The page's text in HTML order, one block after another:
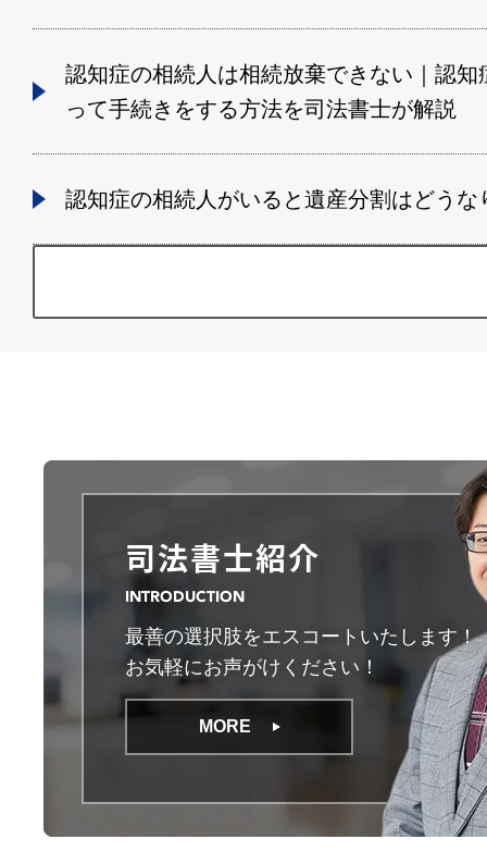
認知症の相続人は相続放棄できない｜認知
って手続きをする方法を司法書士が解説
認知症の相続人がいると遺産分割はどうな
司法書士紹介
INTRODUCTION
最善の選択肢をエスコートいたします！
お気軽にお声がけください！
MORE